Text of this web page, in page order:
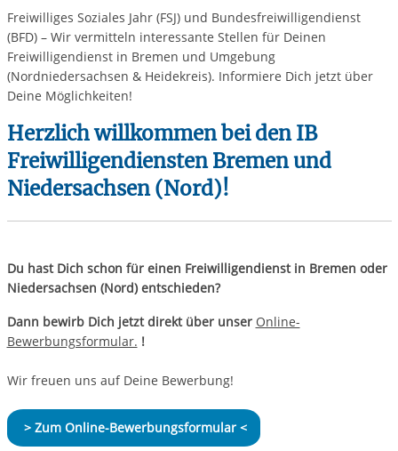
Freiwilliges Soziales Jahr (FSJ) und Bundesfreiwilligendienst
(BFD) – Wir vermitteln interessante Stellen für Deinen
Freiwilligendienst in Bremen und Umgebung
(Nordniedersachsen & Heidekreis). Informiere Dich jetzt über
Deine Möglichkeiten!
Herzlich willkommen bei den IB
Freiwilligendiensten Bremen und
Niedersachsen (Nord)!
​Du hast Dich schon für einen Freiwilligendienst in Bremen oder
Niedersachsen (Nord) entschieden?
Dann bewirb Dich jetzt direkt über unser Online-
Bewerbungsformular. !
Wir freuen uns auf Deine Bewerbung!
> Zum Online-Bewerbungsformular <